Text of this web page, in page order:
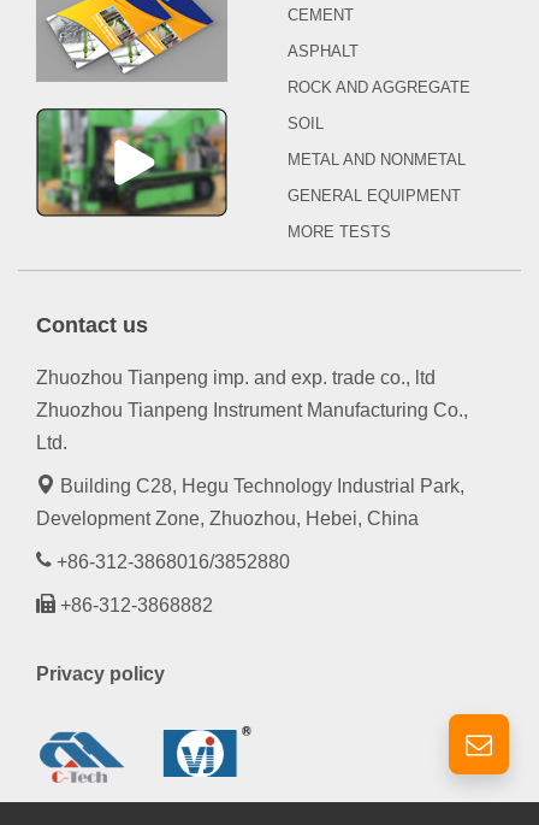
CEMENT
ASPHALT
ROCK AND AGGREGATE
SOIL
METAL AND NONMETAL
GENERAL EQUIPMENT
MORE TESTS
Contact us
Zhuozhou Tianpeng imp. and exp. trade co., ltd
Zhuozhou Tianpeng Instrument Manufacturing Co.,
Ltd.
Building C28, Hegu Technology Industrial Park,
Development Zone, Zhuozhou, Hebei, China
+86-312-3868016/3852880
+86-312-3868882
Privacy policy